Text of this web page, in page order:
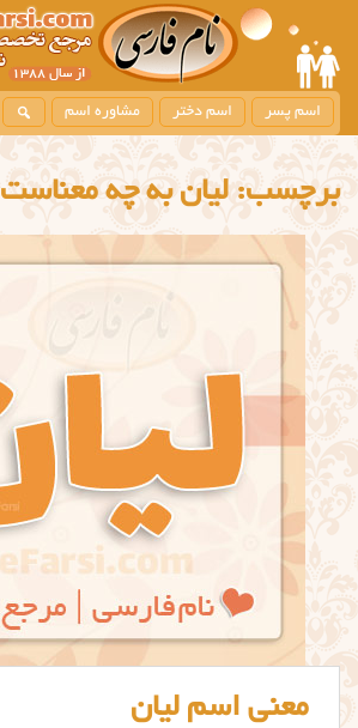
m
i
c
n
t
اسم پسر اسم دختر مشاوره اسم
برچسب:لیان به چه معناست
معنی اسم لیان